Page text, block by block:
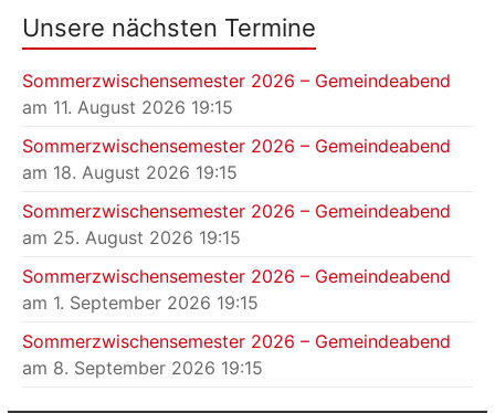
Unsere nächsten Termine
Sommerzwischensemester 2026 – Gemeindeabend
am 11. August 2026 19:15
Sommerzwischensemester 2026 – Gemeindeabend
am 18. August 2026 19:15
Sommerzwischensemester 2026 – Gemeindeabend
am 25. August 2026 19:15
Sommerzwischensemester 2026 – Gemeindeabend
am 1. September 2026 19:15
Sommerzwischensemester 2026 – Gemeindeabend
am 8. September 2026 19:15